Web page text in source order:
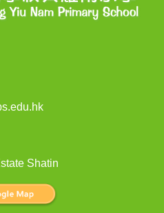
Shatin